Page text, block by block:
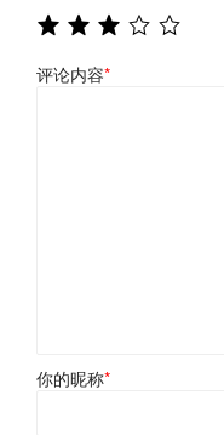
评论内容*
你的昵称*